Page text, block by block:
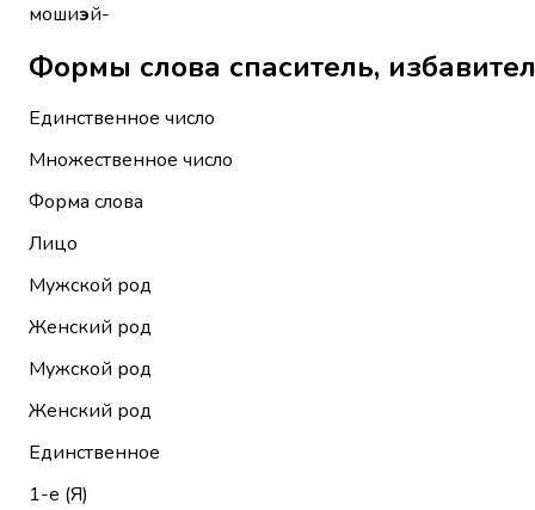
мошиэй-
Единственное число
Множественное число
Форма слова
Лицо
Мужской род
Женский род
Мужской род
Женский род
Единственное
1-е (Я)